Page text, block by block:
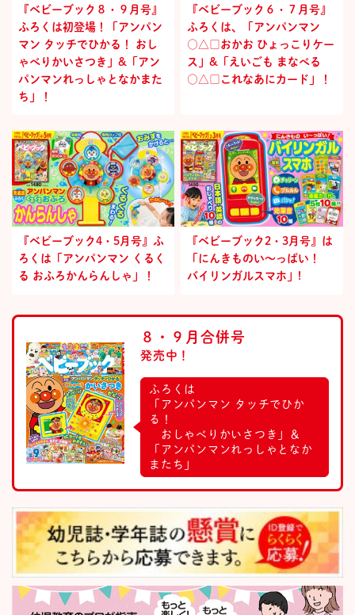
『ベビーブック８・９月号』
ふろくは初登場！「アンパン
マン タッチでひかる！ おし
ゃべりかいさつき」&「アン
パンマンれっしゃとなかまた
ち」！
『ベビーブック６・７月号』
ふろくは、「アンパンマン
○△□おかお ひょっこりケー
ス」&「えいごも まなべる
○△□これなあにカード」！
『ベビーブック4・5月号』ふ
ろくは「アンパンマン くるく
る おふろかんらんしゃ」！
『ベビーブック2・3月号』は
「にんきものい～っぱい！
バイリンガルスマホ」!
８・９月合併号
発売中！
ふろくは
「アンパンマン タッチでひか
る！
おしゃべりかいさつき」＆
「アンパンマンれっしゃとなか
またち」